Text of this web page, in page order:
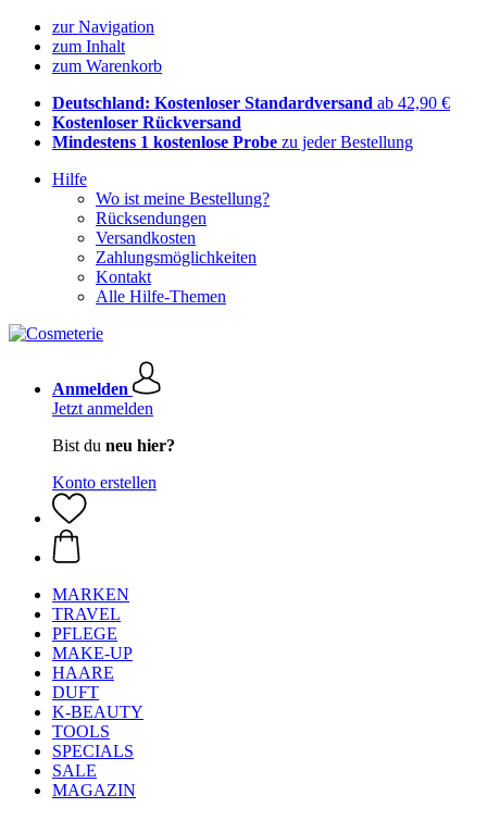
zur Navigation
zum Inhalt
zum Warenkorb
Deutschland: Kostenloser Standardversand ab 42,90 €
Kostenloser Rückversand
Mindestens 1 kostenlose Probe zu jeder Bestellung
Hilfe
Wo ist meine Bestellung?
Rücksendungen
Versandkosten
Zahlungsmöglichkeiten
Kontakt
Alle Hilfe-Themen
Anmelden
Jetzt anmelden
Bist du neu hier?
Konto erstellen
MARKEN
TRAVEL
PFLEGE
MAKE-UP
HAARE
DUFT
K-BEAUTY
TOOLS
SPECIALS
SALE
MAGAZIN